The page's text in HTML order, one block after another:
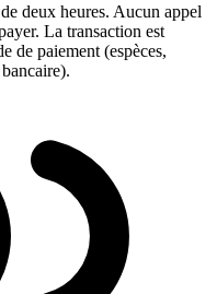
deux heures. Aucun appel
La transaction est
de paiement (espèces,